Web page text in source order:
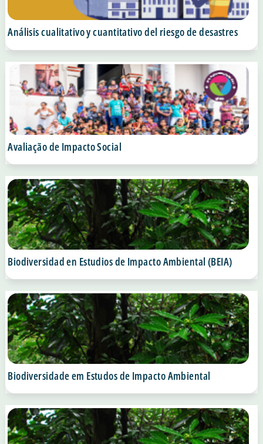
Análisis cualitativo y cuantitativo del riesgo de desastres
Avaliação de Impacto Social
Biodiversidad en Estudios de Impacto Ambiental (BEIA)
Biodiversidade em Estudos de Impacto Ambiental